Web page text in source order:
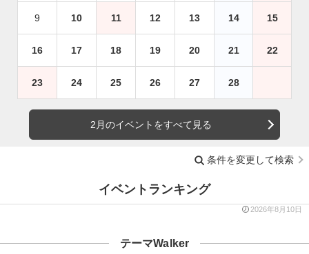
9 10 11 12 13 14 15
16 17 18 19 20 21 22
23 24 25 26 27 28
2月のイベントをすべて見る
条件を変更して検索
イベントランキング
2026年8月10日
テーマWalker